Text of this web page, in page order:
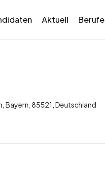
Aktuell Berufe
Bayern, 85521, Deutschland